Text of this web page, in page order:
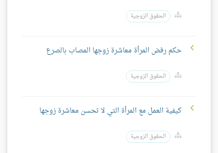
الحقوق الزوجية
حكم رفض المرأة معاشرة زوجها المصاب بالصرع
الحقوق الزوجية
كيفية العمل مع المرأة التي لا تحسن معاشرة زوجها
الحقوق الزوجية